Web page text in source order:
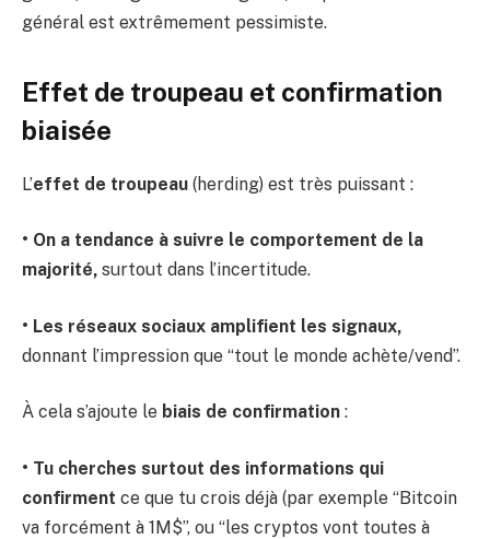
général est extrêmement pessimiste.
Effet de troupeau et confirmation
biaisée
L’effet de troupeau (herding) est très puissant :
• On a tendance à suivre le comportement de la
majorité, surtout dans l’incertitude.
• Les réseaux sociaux amplifient les signaux,
donnant l’impression que “tout le monde achète/vend”.
À cela s’ajoute le biais de confirmation :
• Tu cherches surtout des informations qui
confirment ce que tu crois déjà (par exemple “Bitcoin
va forcément à 1M$”, ou “les cryptos vont toutes à